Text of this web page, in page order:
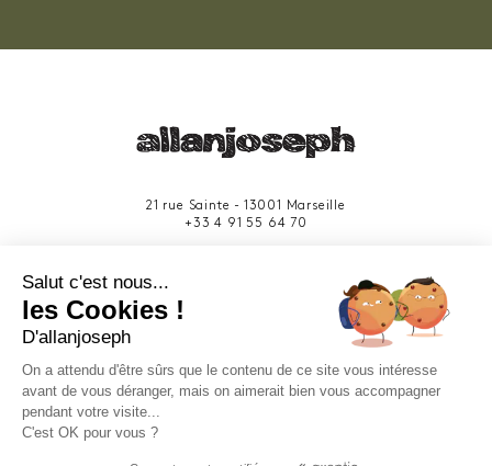
21 rue Sainte - 13001 Marseille
+33 4 91 55 64 70
Provence-Alpes-Côte d'Azur.
Salut c'est nous...
les Cookies !
D'allanjoseph
On a attendu d'être sûrs que le contenu de ce site vous intéresse
avant de vous déranger, mais on aimerait bien vous accompagner
pendant votre visite...
C'est OK pour vous ?